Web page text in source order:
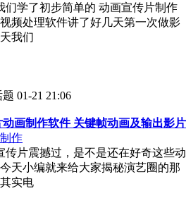
学了初步简单的 动画宣传片制作
频处理软件讲了好几天第一次做影
我们
题 01-21 21:06
画制作软件 关键帧动画及输出影片
作
片震撼过，是不是还在好奇这些动
天小编就来给大家揭秘演艺圈的那
实电